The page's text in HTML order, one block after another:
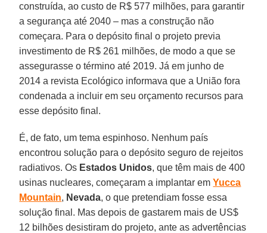
construída, ao custo de R$ 577 milhões, para garantir
a segurança até 2040 – mas a construção não
começara. Para o depósito final o projeto previa
investimento de R$ 261 milhões, de modo a que se
assegurasse o término até 2019. Já em junho de
2014 a revista Ecológico informava que a União fora
condenada a incluir em seu orçamento recursos para
esse depósito final.
É, de fato, um tema espinhoso. Nenhum país
encontrou solução para o depósito seguro de rejeitos
radiativos. Os Estados Unidos, que têm mais de 400
usinas nucleares, começaram a implantar emYucca
Mountain, Nevada, o que pretendiam fosse essa
solução final. Mas depois de gastarem mais de US$
12 bilhões desistiram do projeto, ante as advertências